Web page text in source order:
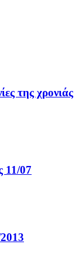
της χρονιάς
11/07